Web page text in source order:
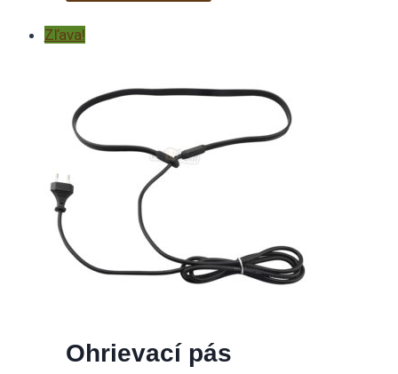
Zľava!
Ohrievací pás